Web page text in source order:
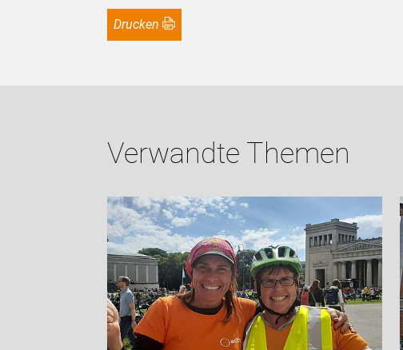
Drucken
Verwandte Themen